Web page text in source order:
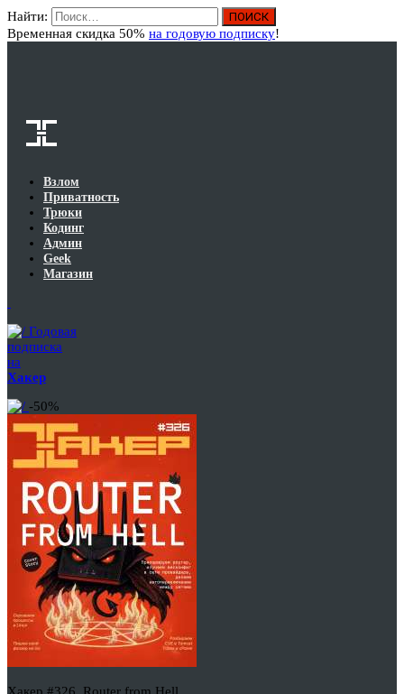
Найти:
Временная скидка 50% на годовую подписку!
Взлом
Приватность
Трюки
Кодинг
Админ
Geek
Магазин
Годовая
подписка
на
Хакер
-50%